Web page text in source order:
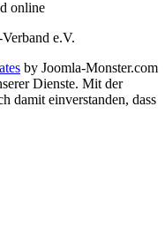
online
e.V.
by Joomla-Monster.com
Dienste. Mit der
damit einverstanden, dass